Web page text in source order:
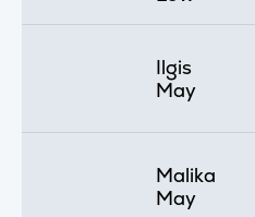
Ilgis
May
Malika
May